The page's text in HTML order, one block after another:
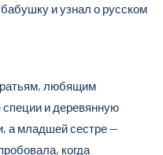
и узнал о русском
любящим
специи и деревянную
а младшей сестре —
когда